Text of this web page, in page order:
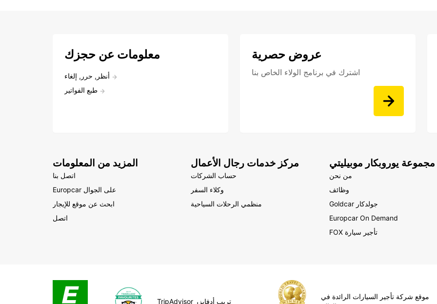
معلومات عن حجزك
أنظر, حرر, إلغاء
طبع الفواتير
عروض حصرية
اشترك في برنامج الولاء الخاص بنا
المزيد من المعلومات
اتصل بنا
Europcar على الجوال
ابحث عن موقع للإيجار
اتصل
مركز خدمات رجال الأعمال
حساب الشركات
وكلاء السفر
منظمي الرحلات السياحية
مجموعة يوروبكار موبيليتي
من نحن
وظائف
Goldcar جولدكار
Europcar On Demand
FOX تأجير سيارة
TripAdvisor تريب أدفايزر
موقع شركة تأجير السيارات الرائدة في